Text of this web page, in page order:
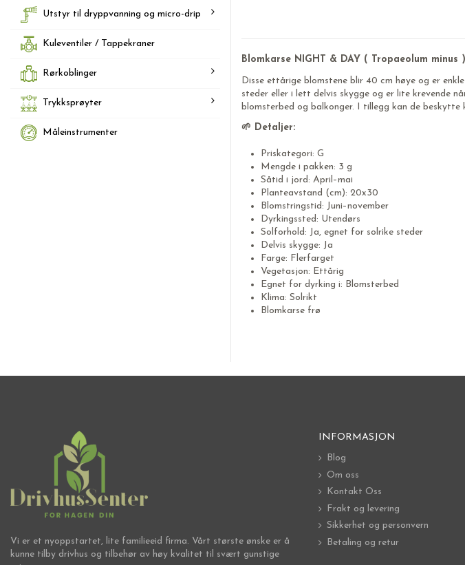
Blomkarse NIGHT & DAY ( Tropaeolum minus )
Disse ettårige blomstene blir 40 cm høye og er
steder eller i lett delvis skygge og er lite krevende
blomsterbed og balkonger. I tillegg kan de
🌱 Detaljer:
Priskategori: G
Mengde i pakken: 3 g
Såtid i jord: April–mai
Planteavstand (cm): 20x30
Blomstringstid: Juni–november
Dyrkingssted: Utendørs
Solforhold: Ja, egnet for solrike steder
Delvis skygge: Ja
Farge: Flerfarget
Vegetasjon: Ettårig
Egnet for dyrking i: Blomsterbed
Klima: Solrikt
Blomkarse frø
Utstyr til dryppvanning og micro-drip
Kuleventiler / Tappekraner
Rørkoblinger
Trykksprøyter
Måleinstrumenter
Vi er et nyoppstartet, lite familieeid firma. Vårt største ønske er å
kunne tilby drivhus og tilbehør av høy kvalitet til svært gunstige
INFORMASJON
Blog
Om oss
Kontakt Oss
Frakt og levering
Sikkerhet og personvern
Betaling og retur